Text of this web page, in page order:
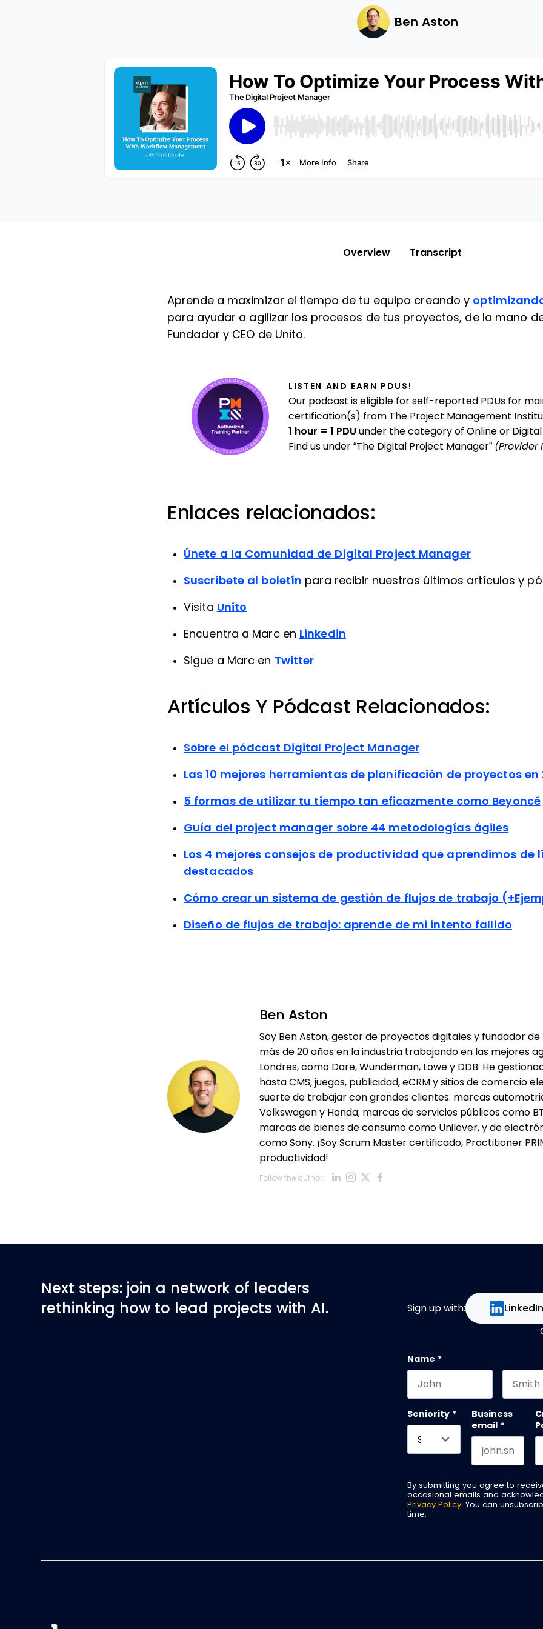
Ben Aston
Overview Transcript
Aprende a maximizar el tiempo de tu equipo creando y
para ayudar a agilizar los procesos de tus proyectos, de la mano
Fundador y CEO de Unito.
LISTEN AND EARN PDUS!
Our podcast is eligible for self-reported PDUs for
certification(s) from The Project Management
1 hour = 1 PDU under the category of Online or Digital
Find us under “The Digital Project Manager” (Provider
Enlaces relacionados:
Únete a la Comunidad de Digital Project Manager
Suscríbete al boletín para recibir nuestros últimos artículos y
Visita Unito
Encuentra a Marc en Linkedin
Sigue a Marc en Twitter
Artículos Y Pódcast Relacionados:
Sobre el pódcast Digital Project Manager
Las 10 mejores herramientas de planificación de proyectos en
5 formas de utilizar tu tiempo tan eficazmente como Beyoncé
Guía del project manager sobre 44 metodologías ágiles
Los 4 mejores consejos de productividad que aprendimos de
destacados
Cómo crear un sistema de gestión de flujos de trabajo
Diseño de flujos de trabajo: aprende de mi intento fallido
Ben Aston
Soy Ben Aston, gestor de proyectos digitales y fundador
más de 20 años en la industria trabajando en las mejores
Londres, como Dare, Wunderman, Lowe y DDB. He
hasta CMS, juegos, publicidad, eCRM y sitios de comercio
suerte de trabajar con grandes clientes: marcas
Volkswagen y Honda; marcas de servicios públicos como
marcas de bienes de consumo como Unilever, y de
como Sony. ¡Soy Scrum Master certificado, Practitioner
productividad!
Follow the author: Opens new window
Opens new window
Opens new window
Opens new window
Next steps: join a network of leaders
rethinking how to lead projects with AI.
Sign up with: LinkedIn
Name *
Seniority *
Business
email *
By submitting you agree to
occasional emails and
Privacy Policy. You can
time.